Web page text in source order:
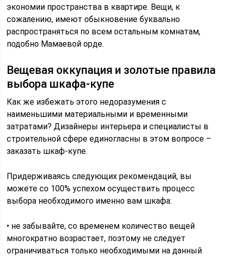
экономии пространства в квартире. Вещи, к
сожалению, имеют обыкновение буквально
распространяться по всем остальным комнатам,
подобно Мамаевой орде.
Вещевая оккупация и золотые правила
выбора шкафа-купе
Как же избежать этого недоразумения с
наименьшими материальными и временными
затратами? Дизайнеры интерьера и специалисты в
строительной сфере единогласны в этом вопросе –
заказать шкаф-купе.
Придерживаясь следующих рекомендаций, вы
можете со 100% успехом осуществить процесс
выбора необходимого именно вам шкафа:
• не забывайте, со временем количество вещей
многократно возрастает, поэтому не следует
ограничиваться только необходимыми на данный